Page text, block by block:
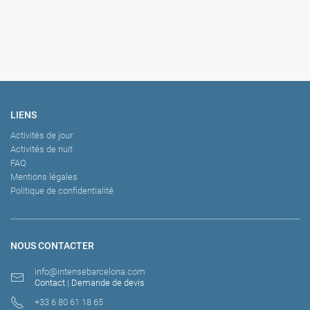
NOUS CONTACTER
info@intensebarcelona.com
Contact | Demande de devis
+33 6 80 61 18 65
LIENS
Activités de jour
Activités de nuit
FAQ
Mentions légales
Politique de confidentialité